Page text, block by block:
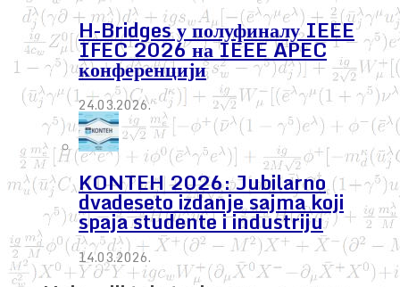
H-Bridges у полуфиналу IEEE
IFEC 2026 на IEEE APEC
конференцији
24.03.2026.
KONTEH 2026: Jubilarno
dvadeseto izdanje sajma koji
spaja studente i industriju
14.03.2026.